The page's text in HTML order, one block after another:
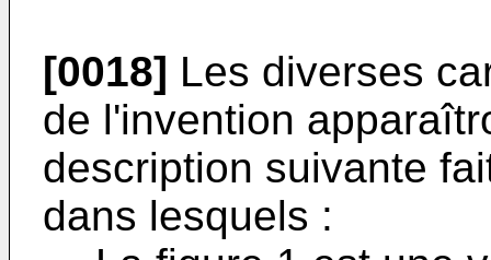
[0018] Les diverses
de l'invention
description suivante
dans lesquels :